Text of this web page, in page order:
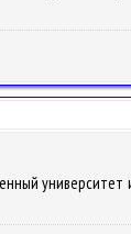
университет